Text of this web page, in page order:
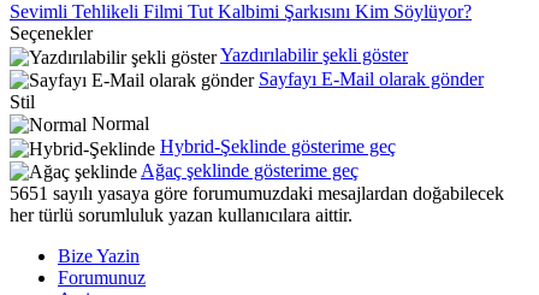
Sevimli Tehlikeli Filmi Tut Kalbimi Şarkısını Kim Söylüyor?
Seçenekler
Yazdırılabilir şekli göster
Sayfayı E-Mail olarak gönder
Stil
Normal
Hybrid-Şeklinde gösterime geç
Ağaç şeklinde gösterime geç
5651 sayılı yasaya göre forumumuzdaki mesajlardan doğabilecek
her türlü sorumluluk yazan kullanıcılara aittir.
Bize Yazin
Forumunuz